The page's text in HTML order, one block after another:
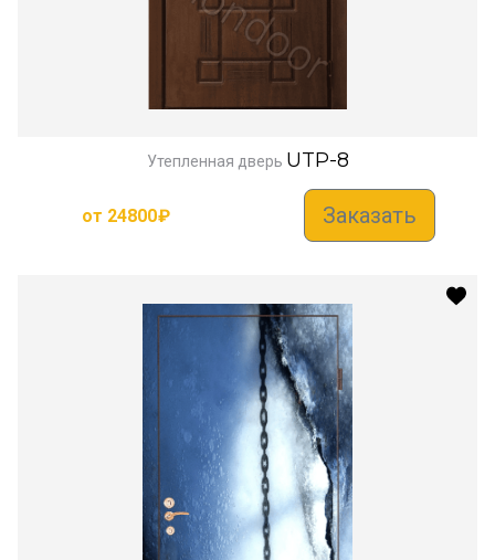
Утепленная дверь UTP-8
от 24800₽ Заказать